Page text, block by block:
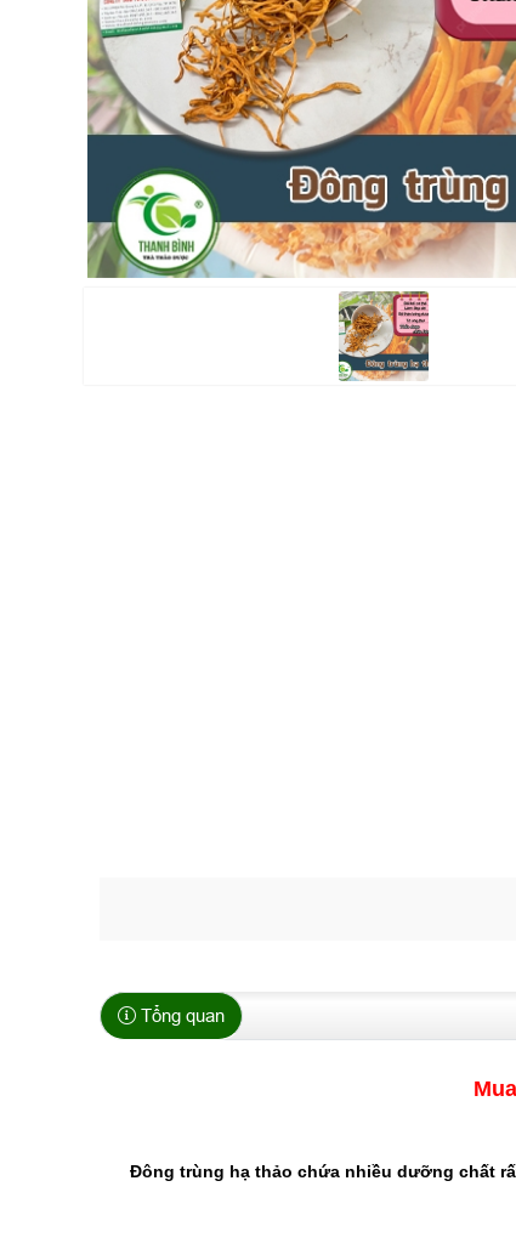
Tổng quan
Đông trùng hạ thảo chứa nhiều dưỡng chất